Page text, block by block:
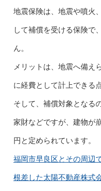
地震保険は、地震や噴火
して補償を受ける保険で
ん。
メリットは、地震へ備え
に経費として計上できる
そして、補償対象となる
家財などですが、建物が
円と定められています。
福岡市早良区とその周辺
根差した太陽不動産株式